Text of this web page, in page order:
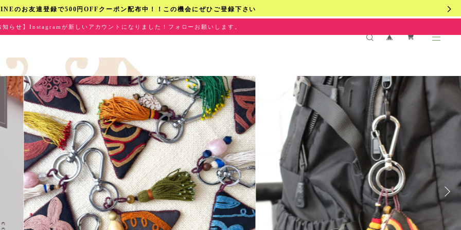
のお友達登録で500円OFFクーポン配布中！！この機会にぜひご登録下さい
知らせ】Instagramが新しいアカウントになりました！フォローお願いします。